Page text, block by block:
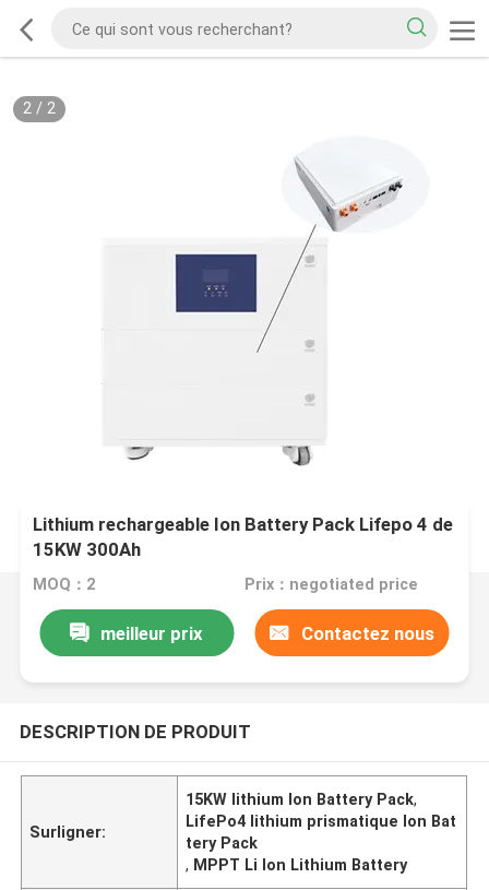
2/ 2
Lithium rechargeable Ion Battery Pack Lifepo 4 de
15KW 300Ah
MOQ：2 Prix：negotiated price
meilleur prix Contactez nous
DESCRIPTION DE PRODUIT
Surligner:
15KW lithium Ion Battery Pack,
LifePo4 lithium prismatique Ion Bat
tery Pack
, MPPT Li Ion Lithium Battery